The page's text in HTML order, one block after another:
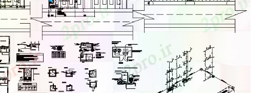
علاقه
مندی